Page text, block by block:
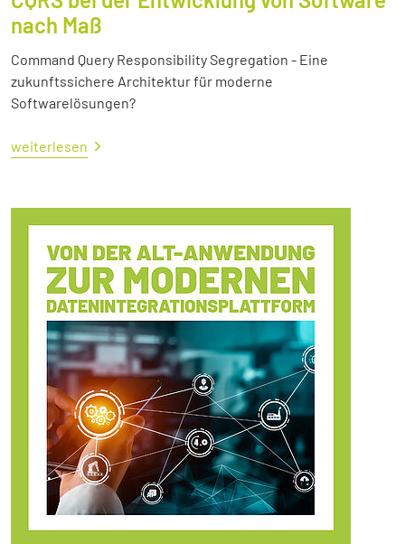
nach Maß
Command Query Responsibility Segregation - Eine
zukunftssichere Architektur für moderne
Softwarelösungen?
weiterlesen